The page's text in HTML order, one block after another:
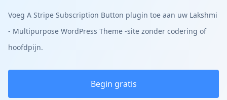
Voeg A Stripe Subscription Button plugin toe aan uw Lakshmi
- Multipurpose WordPress Theme -site zonder codering of
hoofdpijn.
Begin gratis